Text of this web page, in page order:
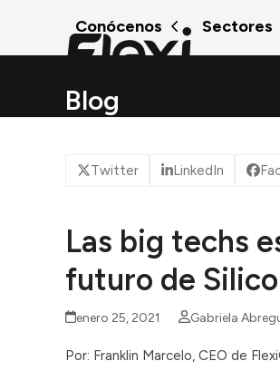
Conócenos Sectores
Blog
Twitter LinkedIn
Las big techs
futuro de
enero 25, 2021 Gabriela
Por: Franklin Marcelo, CEO de